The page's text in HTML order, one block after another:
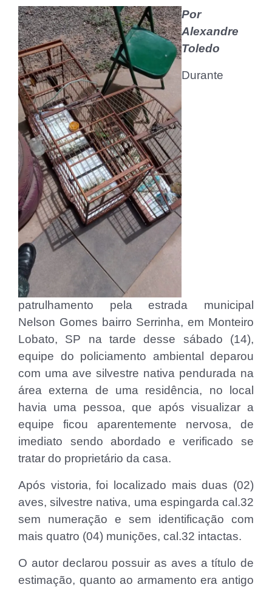
Por
Alexandre
Toledo
Durante
patrulhamento pela estrada municipal
Nelson Gomes bairro Serrinha, em Monteiro
Lobato, SP na tarde desse sábado (14),
equipe do policiamento ambiental deparou
com uma ave silvestre nativa pendurada na
área externa de uma residência, no local
havia uma pessoa, que após visualizar a
equipe ficou aparentemente nervosa, de
imediato sendo abordado e verificado se
tratar do proprietário da casa.
Após vistoria, foi localizado mais duas (02)
aves, silvestre nativa, uma espingarda cal.32
sem numeração e sem identificação com
mais quatro (04) munições, cal.32 intactas.
O autor declarou possuir as aves a título de
estimação, quanto ao armamento era antigo